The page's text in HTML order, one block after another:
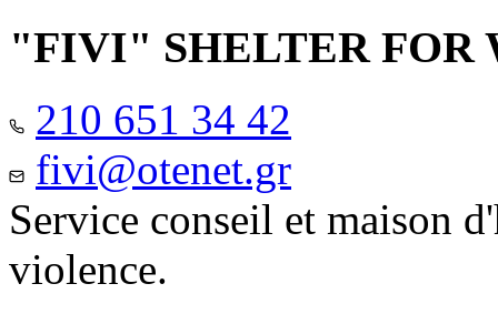
"FIVI" SHELTER FOR
210 651 34 42
fivi@otenet.gr
Service conseil et maison
violence.